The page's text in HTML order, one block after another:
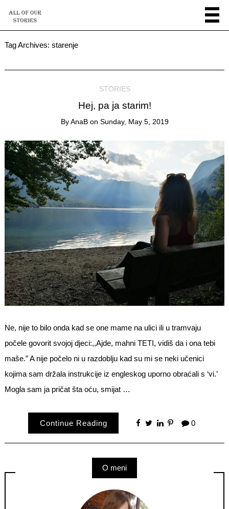
Tag Archives:starenje
STORIES
Hej, pa ja starim!
ByAnaB on Sunday, May 5, 2019
Ne, nije to bilo onda kad se one mame na ulici ili u tramvaju
počele govorit svojoj djeci:,,Ajde, mahni TETI, vidiš da i ona tebi
maše.” A nije počelo ni u razdoblju kad su mi se neki učenici
kojima sam držala instrukcije iz engleskog uporno obraćali s ‘vi.’
Mogla sam ja pričat šta oću, smijat …
Continue Reading 0
O meni